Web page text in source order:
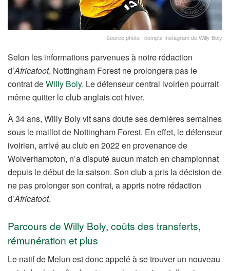
Source photo : compte Instagram de Willy Boly
Selon les informations parvenues à notre rédaction
d’Africafoot, Nottingham Forest ne prolongera pas le
contrat deWilly Boly. Le défenseur central ivoirien pourrait
même quitter le club anglais cet hiver.
À 34 ans, Willy Boly vit sans doute ses dernières semaines
sous le maillot de Nottingham Forest. En effet, le défenseur
ivoirien, arrivé au club en 2022 en provenance de
Wolverhampton, n’a disputé aucun match en championnat
depuis le début de la saison. Son club a pris la décision de
ne pas prolonger son contrat, a appris notre rédaction
d’Africafoot.
Parcours de Willy Boly, coûts des transferts,
rémunération et plus
Le natif de Melun est donc appelé à se trouver un nouveau